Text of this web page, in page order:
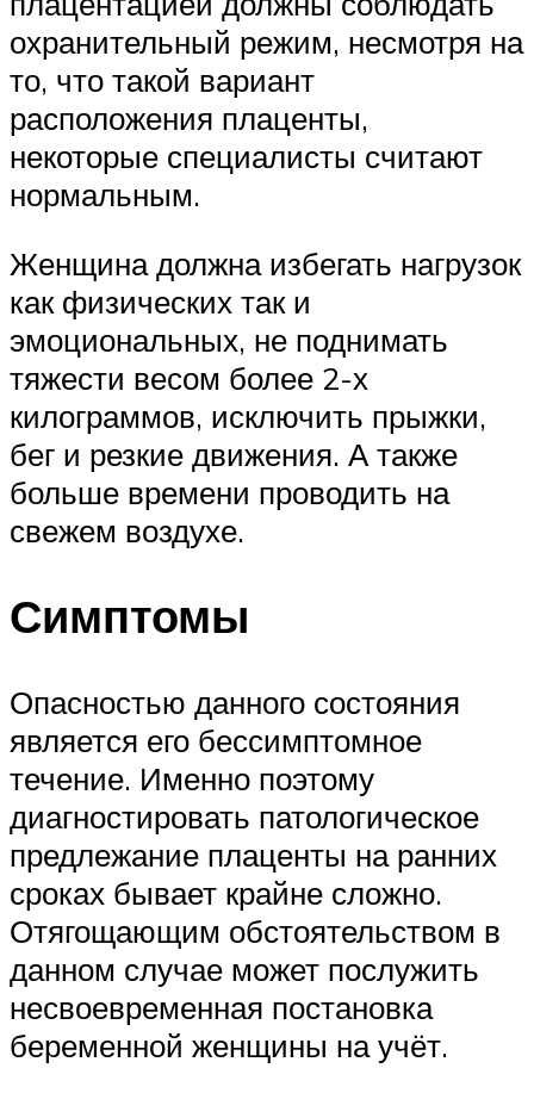
охранительный режим, несмотря на
то, что такой вариант
расположения плаценты,
некоторые специалисты считают
нормальным.
Женщина должна избегать нагрузок
как физических так и
эмоциональных, не поднимать
тяжести весом более 2-х
килограммов, исключить прыжки,
бег и резкие движения. А также
больше времени проводить на
свежем воздухе.
Симптомы
Опасностью данного состояния
является его бессимптомное
течение. Именно поэтому
диагностировать патологическое
предлежание плаценты на ранних
сроках бывает крайне сложно.
Отягощающим обстоятельством в
данном случае может послужить
несвоевременная постановка
беременной женщины на учёт.